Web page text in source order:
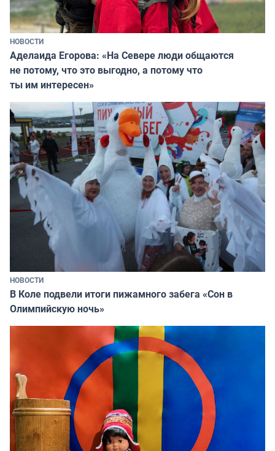
НОВОСТИ
Аделаида Егорова: «На Севере люди общаются
не потому, что это выгодно, а потому что
ты им интересен»
НОВОСТИ
В Коле подвели итоги пижамного забега «Сон в
Олимпийскую ночь»